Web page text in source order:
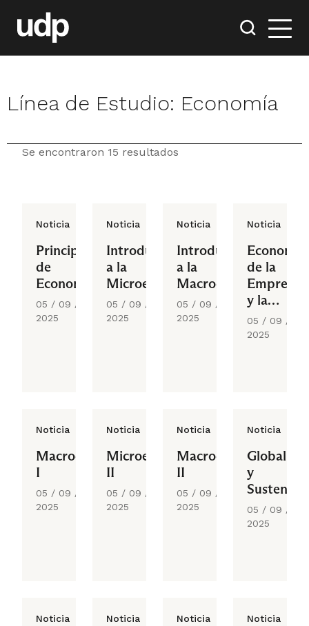
Línea de Estudio: Economía
Se encontraron 15 resultados
Noticia
Principios
de
Economía
05 / 09 /
2025
Noticia
Introducción
a la
Microeconomía
05 / 09 /
2025
Noticia
Introducción
a la
Macroeconomía
05 / 09 /
2025
Noticia
Economía
de la
Empresa
y la
05 / 09 /
2025
Noticia
Macroeconomía
I
05 / 09 /
2025
Noticia
Microeconomía
II
05 / 09 /
2025
Noticia
Macroeconomía
II
05 / 09 /
2025
Noticia
y
05 / 09 /
2025
Noticia Noticia Noticia Noticia